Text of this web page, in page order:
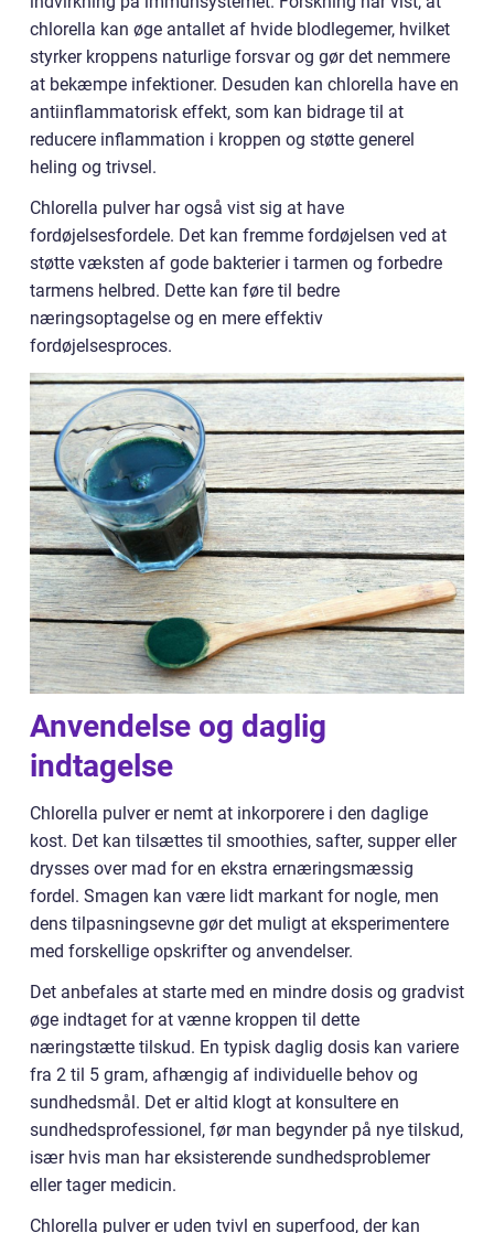
chlorella kan øge antallet af hvide blodlegemer, hvilket
styrker kroppens naturlige forsvar og gør det nemmere
at bekæmpe infektioner. Desuden kan chlorella have en
antiinflammatorisk effekt, som kan bidrage til at
reducere inflammation i kroppen og støtte generel
heling og trivsel.
Chlorella pulver har også vist sig at have
fordøjelsesfordele. Det kan fremme fordøjelsen ved at
støtte væksten af gode bakterier i tarmen og forbedre
tarmens helbred. Dette kan føre til bedre
næringsoptagelse og en mere effektiv
fordøjelsesproces.
Anvendelse og daglig
indtagelse
Chlorella pulver er nemt at inkorporere i den daglige
kost. Det kan tilsættes til smoothies, safter, supper eller
drysses over mad for en ekstra ernæringsmæssig
fordel. Smagen kan være lidt markant for nogle, men
dens tilpasningsevne gør det muligt at eksperimentere
med forskellige opskrifter og anvendelser.
Det anbefales at starte med en mindre dosis og gradvist
øge indtaget for at vænne kroppen til dette
næringstætte tilskud. En typisk daglig dosis kan variere
fra 2 til 5 gram, afhængig af individuelle behov og
sundhedsmål. Det er altid klogt at konsultere en
sundhedsprofessionel, før man begynder på nye tilskud,
især hvis man har eksisterende sundhedsproblemer
eller tager medicin.
Chlorella pulver er uden tvivl en superfood, der kan